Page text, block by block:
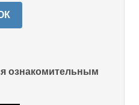
ознакомительным